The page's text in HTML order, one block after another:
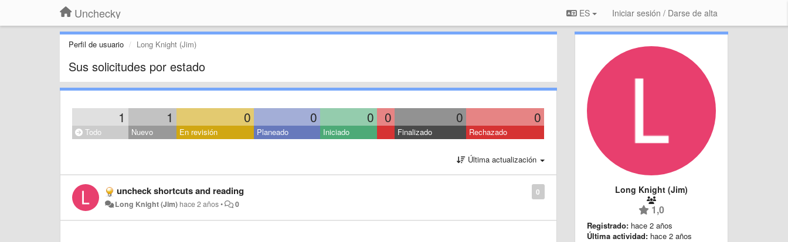
Unchecky ES Iniciar sesión / Darse de alta
Perfil de usuario Long Knight (Jim)
Sus solicitudes por estado
1 1 0 0 0 0 0 0
Todo Nuevo En revisión Planeado Iniciado Finalizado Rechazado
Última actualización
0
uncheck shortcuts and reading
Long Knight (Jim) hace 2 años• 0
Long Knight (Jim)
1,0
Registrado: hace 2 años
Última actividad: hace 2 años